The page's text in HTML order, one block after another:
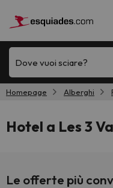
Dove vuoi sciare?
Homepage Alberghi
Hotel a Les 3
Le offerte più